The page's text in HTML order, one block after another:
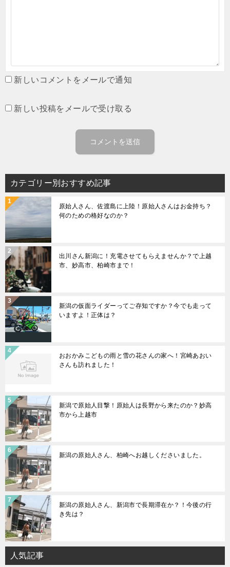
新しいコメントをメールで通知
新しい投稿をメールで受け取る
カテゴリー別おすすめ記事
原始人さん、佐渡島に上陸！原始人さんはお金持ち？
何のための格好なのか？
出川さん新潟に！充電させてもらえませんか？で上越
市、妙高市、柏崎市まで！
新潟の仮面ライダーってご存知ですか？今でも走って
いますよ！正体は？
おおかみこどもの雨と雪の花さんの家へ！宮崎あおい
さんも訪れました！
新潟で原始人目撃！原始人は長野から来たのか？妙高
市から上越市
新潟の原始人さん、柏崎へお越しくださいました。
新潟の原始人さん、新潟市で長期滞在か？！今後の行
き先は？
人気記事